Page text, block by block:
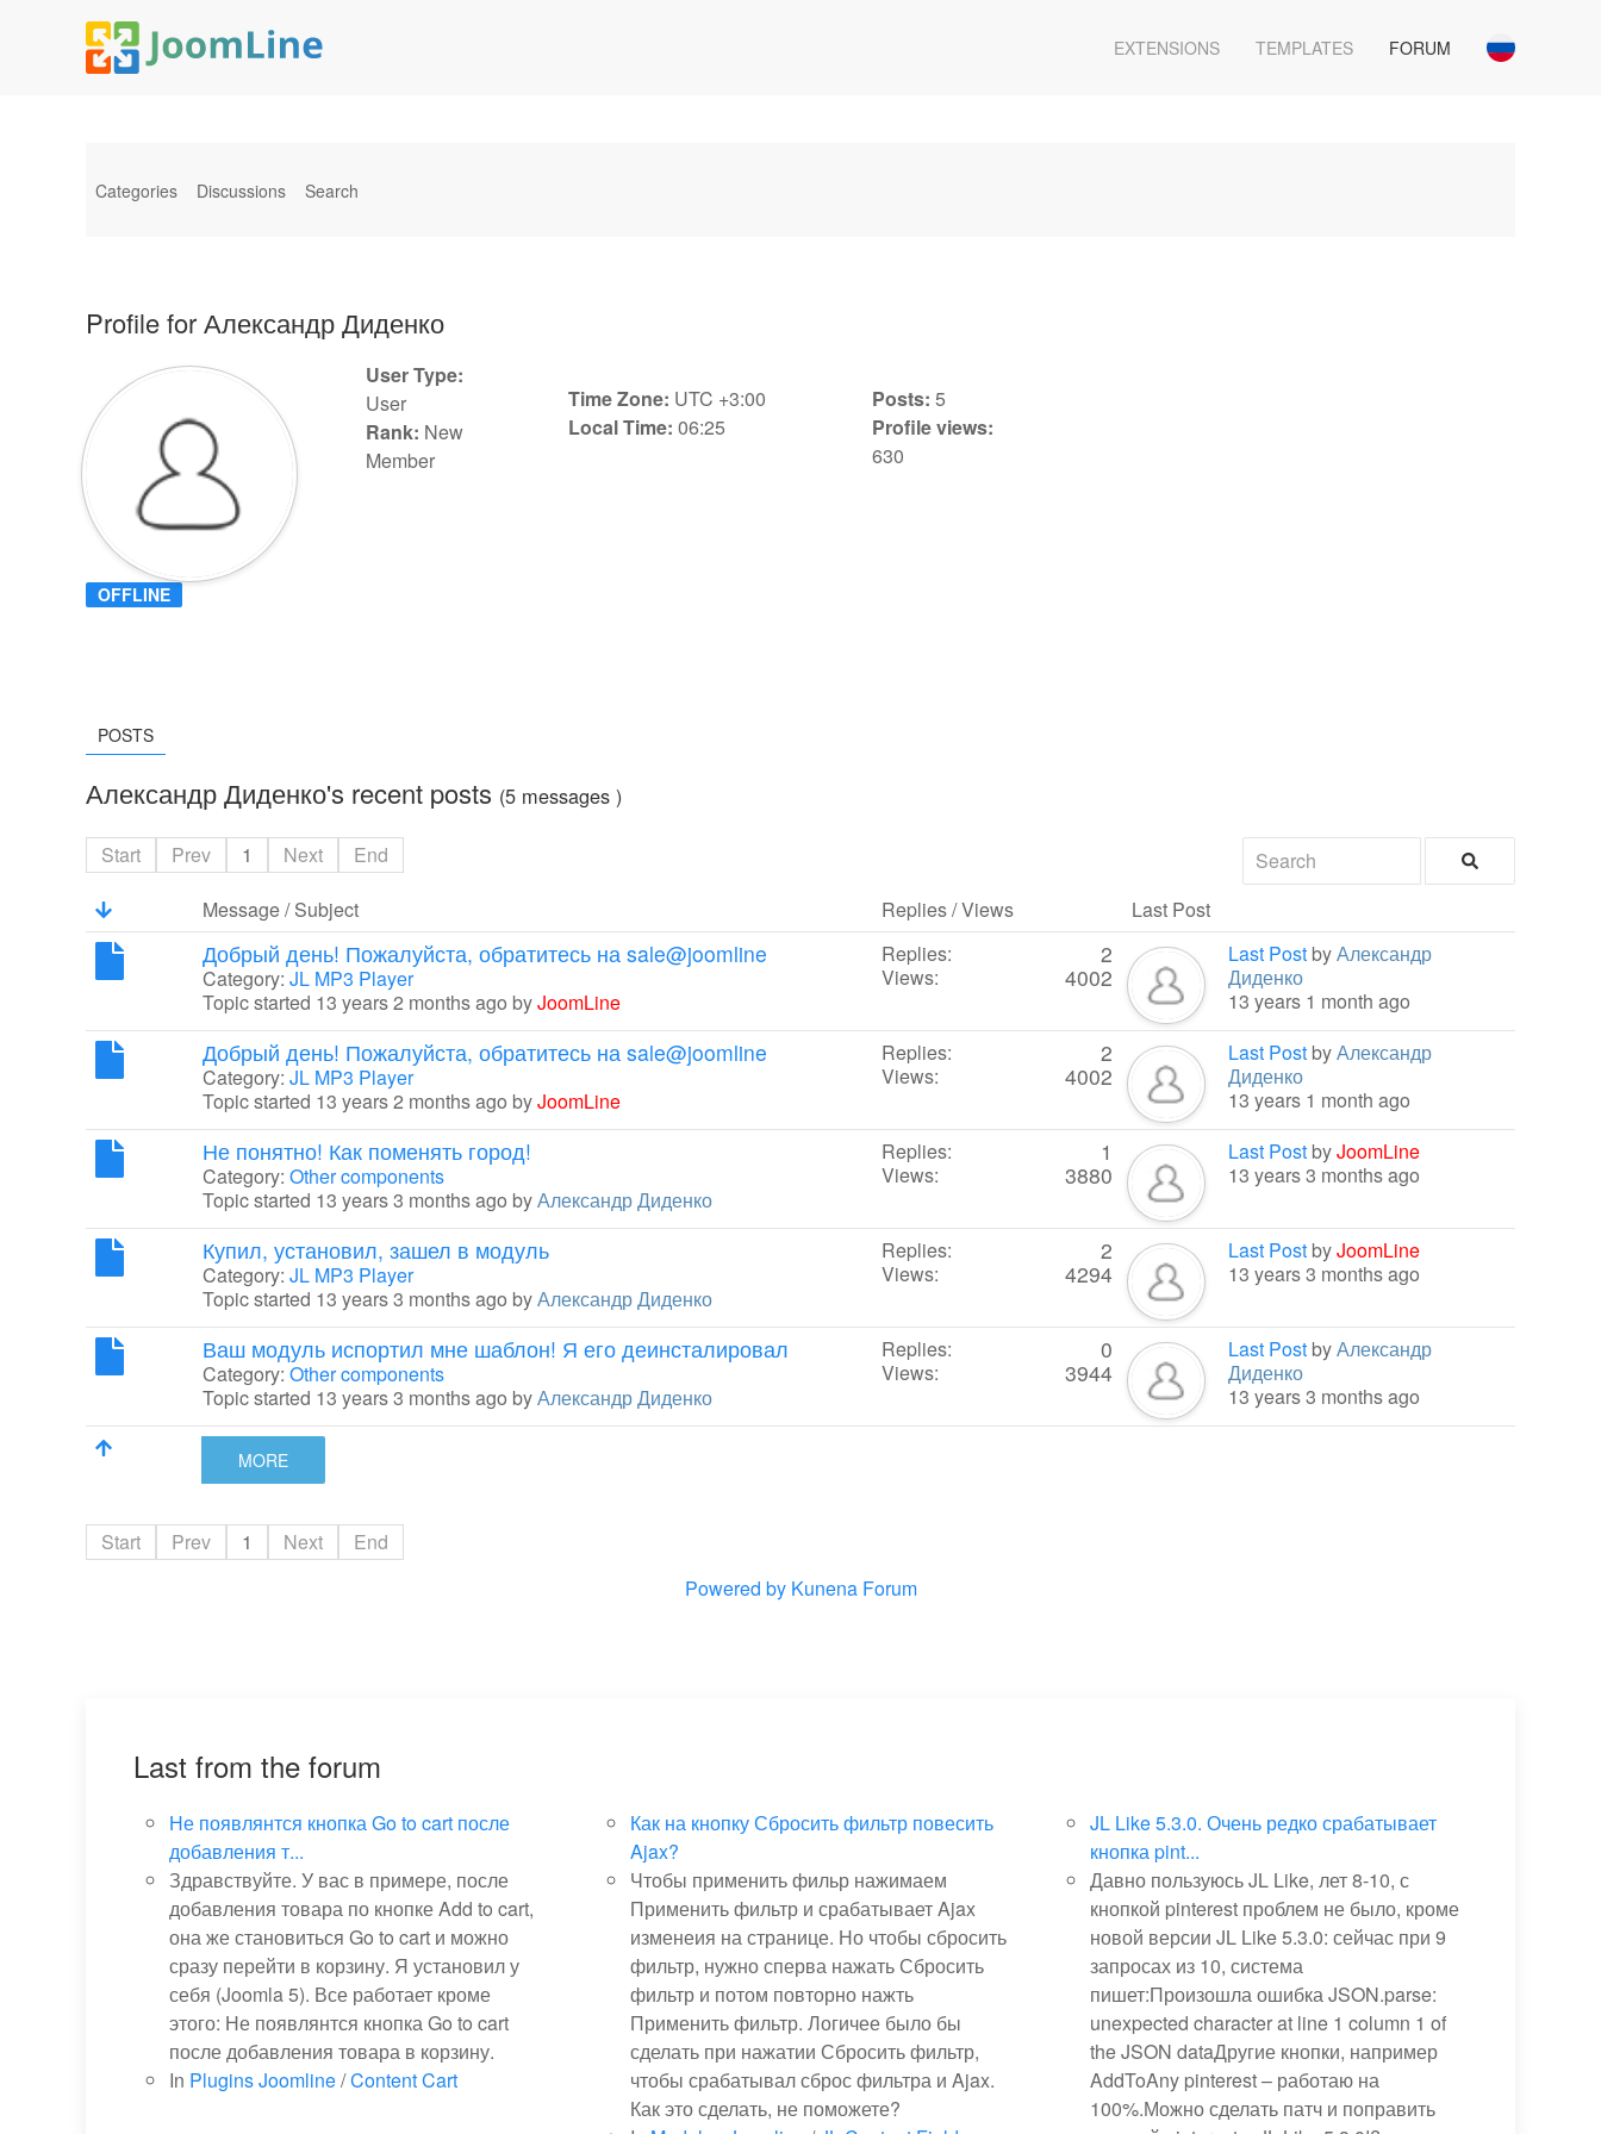
EXTENSIONS TEMPLATES FORUM
Categories Discussions Search
Profile for Александр Диденко
OFFLINE
User Type:
User
Rank: New
Member
Time Zone: UTC +3:00
Local Time: 06:25
Posts:5
Profile views:
630
POSTS
Александр Диденко's recent posts (5 messages )
Start Prev 1 Next
End
Message / Subject
Replies / Views Last Post
MORE
Добрый день! Пожалуйста, обратитесь на sale@joomline
Category: JL MP3 Player
Topic started 13 years 2 months ago byJoomLine
Replies: 2
Views: 4002
Last PostbyАлександр
Диденко
13 years 1 month ago
Добрый день! Пожалуйста, обратитесь на sale@joomline
Category: JL MP3 Player
Topic started 13 years 2 months ago byJoomLine
Replies: 2
Views: 4002
Last PostbyАлександр
Диденко
13 years 1 month ago
Не понятно! Как поменять город!
Category: Other components
Topic started 13 years 3 months ago byАлександр Диденко
Replies: 1
Views: 3880
Last PostbyJoomLine
13 years 3 months ago
Купил, установил, зашел в модуль
Category: JL MP3 Player
Topic started 13 years 3 months ago byАлександр Диденко
Replies: 2
Views: 4294
Last PostbyJoomLine
13 years 3 months ago
Ваш модуль испортил мне шаблон! Я его деинсталировал
Category: Other components
Topic started 13 years 3 months ago byАлександр Диденко
Replies: 0
Views: 3944
Last PostbyАлександр
Диденко
13 years 3 months ago
Start Prev 1 Next
End
Powered by Kunena Forum
Last from the forum
Не появлянтся кнопка Go to cart после
добавления т...
Здравствуйте. У вас в примере, после
добавления товара по кнопке Add to cart,
она же становиться Go to cart и можно
сразу перейти в корзину. Я установил у
себя (Joomla 5). Все работает кроме
этого: Не появлянтся кнопка Go to cart
после добавления товара в корзину.
In Plugins Joomline/Content Cart
Как на кнопку Сбросить фильтр повесить
Ajax?
Чтобы применить фильр нажимаем
Применить фильтр и срабатывает Ajax
изменеия на странице. Но чтобы сбросить
фильтр, нужно сперва нажать Сбросить
фильтр и потом повторно нажть
Применить фильтр. Логичее было бы
сделать при нажатии Сбросить фильтр,
чтобы срабатывал сброс фильтра и Ajax.
Как это сделать, не поможете?
JL Like 5.3.0. Очень редко срабатывает
кнопка pint...
Давно пользуюсь JL Like, лет 8-10, с
кнопкой pinterest проблем не было, кроме
новой версии JL Like 5.3.0: сейчас при 9
запросах из 10, система
пишет:Произошла ошибка JSON.parse:
unexpected character at line 1 column 1 of
the JSON dataДругие кнопки, например
AddToAny pinterest – работаю на
100%.Можно сделать патч и поправить